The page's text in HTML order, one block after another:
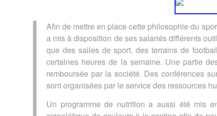
Afin de mettre en place cette philosophie du
a mis à disposition de ses salariés différents
que des salles de sport, des terrains de
certaines heures de la semaine. Une partie
remboursée par la société. Des conférences
sont organisées par le service des ressources
Un programme de nutrition a aussi été mis